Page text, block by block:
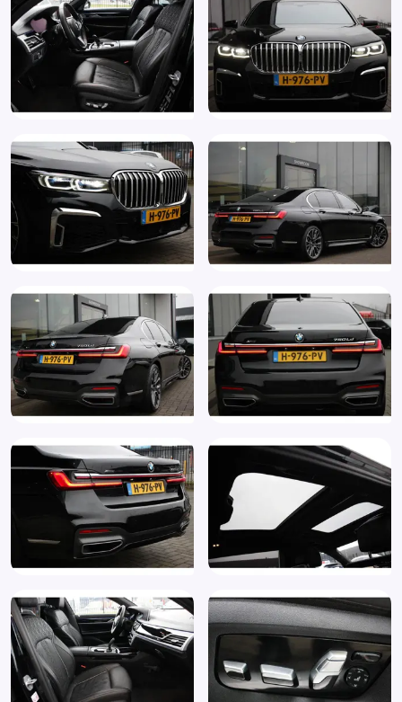
Autonome parkeerfunctie
Autotelefoonvoorbereiding met bluetooth
Bandenspanningscontrolesysteem
Binnenspiegel automatisch dimmend
BMW Individual interieurlijsten Pianolack Schwarz
BMW Personal CoPilot Pack (ZT6)
Boordcomputer
Bots waarschuwing systeem
Bowers & Wilkins Diamond Surround Sound System
(6F1)
Buitenspiegel(s) automatisch dimmend
Buitenspiegels elektrisch inklapbaar
Buitenspiegels elektrisch verstelbaar
Buitenspiegels in carrosseriekleur
Buitenspiegels verwarmbaar
Comfortstoel(en)
Comfortstoelen voor (456)
Connected services
CoPilot Pack
Cruise control adaptief met Stop&Go en stuurhulp
DAB-Tuner (654)
Dashboard bekleed met Exklusivleder ‘Nappa’ (4ND)
Dimlichten automatisch
Dodehoekdetectie met correctie